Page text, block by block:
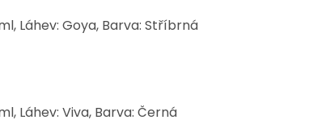
Láhev: Goya, Barva: Stříbrná
Láhev: Viva, Barva: Černá